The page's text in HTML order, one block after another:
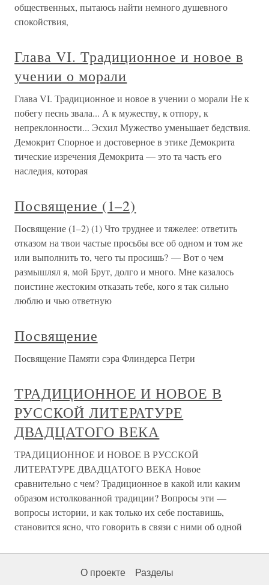
общественных, пытаюсь найти немного душевного
спокойствия,
Глава VI. Традиционное и новое в
учении о морали
Глава VI. Традиционное и новое в учении о морали Не к
побегу песнь звала... А к мужеству, к отпору, к
непреклонности... Эсхил Мужество уменьшает бедствия.
Демокрит Спорное и достоверное в этике Демокрита
тические изречения Демокрита — это та часть его
наследия, которая
Посвящение (1–2)
Посвящение (1–2) (1) Что труднее и тяжелее: ответить
отказом на твои частые просьбы все об одном и том же
или выполнить то, чего ты просишь? — Вот о чем
размышлял я, мой Брут, долго и много. Мне казалось
поистине жестоким отказать тебе, кого я так сильно
люблю и чью ответную
Посвящение
Посвящение Памяти сэра Флиндерса Петри
ТРАДИЦИОННОЕ И НОВОЕ В
РУССКОЙ ЛИТЕРАТУРЕ
ДВАДЦАТОГО ВЕКА
ТРАДИЦИОННОЕ И НОВОЕ В РУССКОЙ
ЛИТЕРАТУРЕ ДВАДЦАТОГО ВЕКА Новое
сравнительно с чем? Традиционное в какой или каким
образом истолкованной традиции? Вопросы эти —
вопросы истории, и как только их себе поставишь,
становится ясно, что говорить в связи с ними об одной
О проекте Разделы